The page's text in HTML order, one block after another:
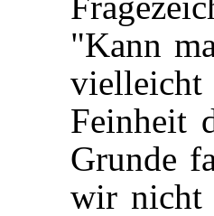
"Kann
Feinheit
Grunde
wir nicht